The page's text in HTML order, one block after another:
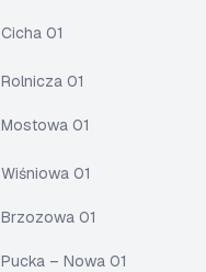
Cicha 01
Rolnicza 01
Mostowa 01
Wiśniowa 01
Brzozowa 01
Pucka – Nowa 01